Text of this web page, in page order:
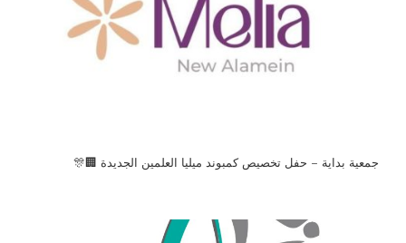
جمعية بداية – حفل تخصيص كمبوند ميليا العلمين الجديدة 🏢🎊